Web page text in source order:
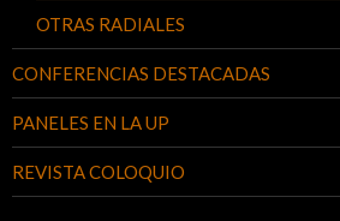
OTRAS RADIALES
CONFERENCIAS DESTACADAS
PANELES EN LA UP
REVISTA COLOQUIO